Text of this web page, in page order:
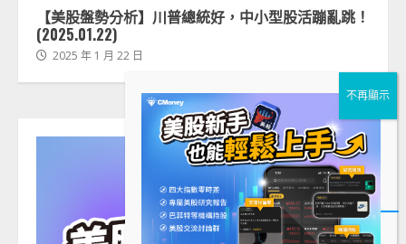
【美股盤勢分析】川普總統好，中小型股活蹦亂跳！
(2025.01.22)
2025 年 1 月 22 日